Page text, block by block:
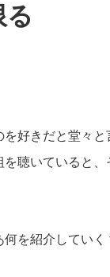
好きだと堂々と
聴いていると
を紹介してい